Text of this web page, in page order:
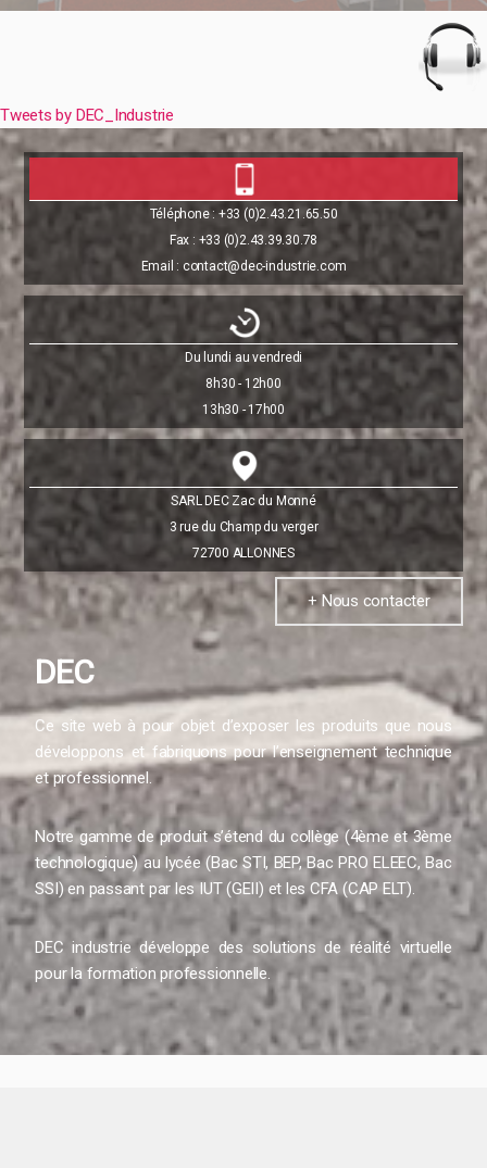
Tweets by DEC_Industrie
Téléphone : +33 (0)2.43.21.65.50
Fax : +33 (0)2.43.39.30.78
Email : contact@dec-industrie.com
Du lundi au vendredi
8h30 - 12h00
13h30 - 17h00
SARL DEC Zac du Monné
3 rue du Champ du verger
72700 ALLONNES
+ Nous contacter
DEC
Ce site web à pour objet d’exposer les produits que nous
développons et fabriquons pour l’enseignement technique
et professionnel.
Notre gamme de produit s’étend du collège (4ème et 3ème
technologique) au lycée (Bac STI, BEP, Bac PRO ELEEC, Bac
SSI) en passant par les IUT (GEII) et les CFA (CAP ELT).
DEC industrie développe des solutions de réalité virtuelle
pour la formation professionnelle.